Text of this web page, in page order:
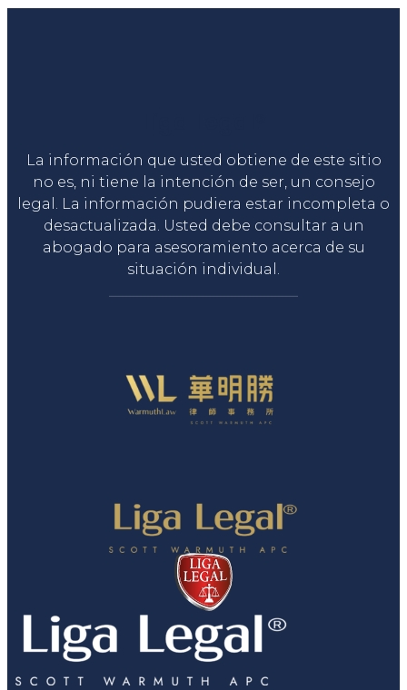
La información que usted obtiene de este sitio
no es, ni tiene la intención de ser, un consejo
legal. La información pudiera estar incompleta o
desactualizada. Usted debe consultar a un
abogado para asesoramiento acerca de su
situación individual.